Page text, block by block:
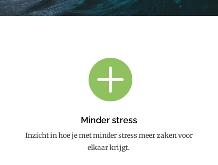

Minder stress
Inzicht in hoe je met minder stress meer zaken voor
elkaar krijgt.